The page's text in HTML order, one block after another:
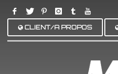
CLIENT/A PROPOS